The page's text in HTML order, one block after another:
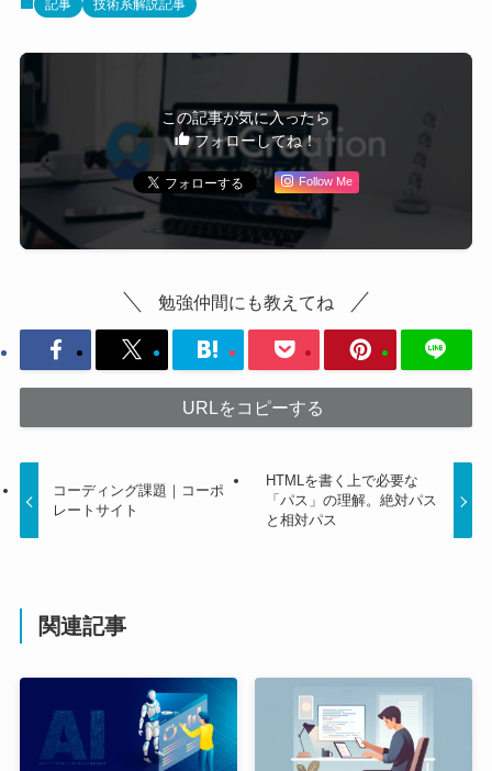
記事 技術系解説記事
この記事が気に入ったら
フォローしてね！
Follow Me
勉強仲間にも教えてね
URLをコピーする
コーディング課題｜コーポ
レートサイト
HTMLを書く上で必要な
「パス」の理解。絶対パス
と相対パス
関連記事